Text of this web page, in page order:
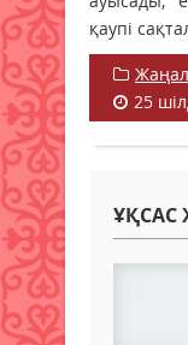
қаупі
25
ҰҚСАС